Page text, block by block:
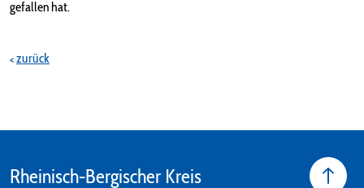
gefallen hat.
zurück
Rheinisch-Bergischer Kreis